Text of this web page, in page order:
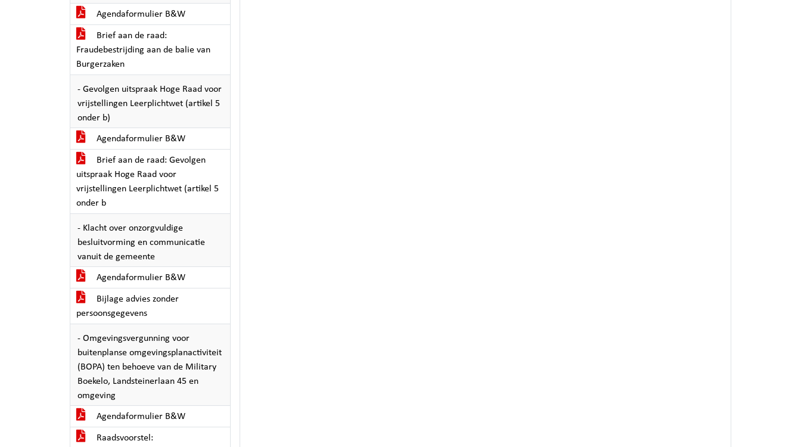
Agendaformulier B&W
Brief aan de raad:
Fraudebestrijding aan de balie van
Burgerzaken
- Gevolgen uitspraak Hoge Raad voor
vrijstellingen Leerplichtwet (artikel 5
onder b)
Agendaformulier B&W
Brief aan de raad: Gevolgen
uitspraak Hoge Raad voor
vrijstellingen Leerplichtwet (artikel 5
onder b
- Klacht over onzorgvuldige
besluitvorming en communicatie
vanuit de gemeente
Agendaformulier B&W
Bijlage advies zonder
persoonsgegevens
- Omgevingsvergunning voor
buitenplanse omgevingsplanactiviteit
(BOPA) ten behoeve van de Military
Boekelo, Landsteinerlaan 45 en
omgeving
Agendaformulier B&W
Raadsvoorstel: